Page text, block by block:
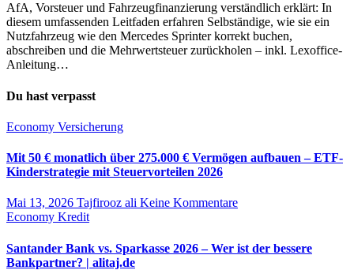
AfA, Vorsteuer und Fahrzeugfinanzierung verständlich erklärt: In
diesem umfassenden Leitfaden erfahren Selbständige, wie sie ein
Nutzfahrzeug wie den Mercedes Sprinter korrekt buchen,
abschreiben und die Mehrwertsteuer zurückholen – inkl. Lexoffice-
Anleitung…
Du hast verpasst
Economy Versicherung
Mit 50 € monatlich über 275.000 € Vermögen aufbauen – ETF-
Kinderstrategie mit Steuervorteilen 2026
Mai 13, 2026 Tajfirooz ali Keine Kommentare
Economy Kredit
Santander Bank vs. Sparkasse 2026 – Wer ist der bessere
Bankpartner? | alitaj.de